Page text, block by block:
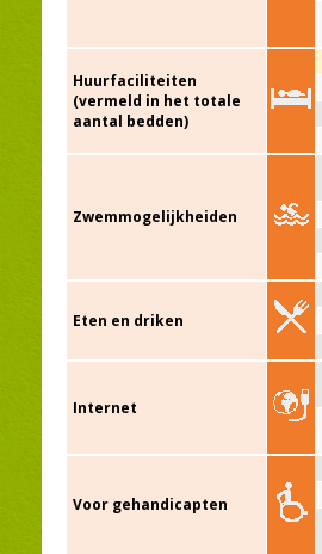
Huurfaciliteiten
(vermeld in het totale
aantal bedden)
Zwemmogelijkheiden
Eten en driken
Internet
Voor gehandicapten